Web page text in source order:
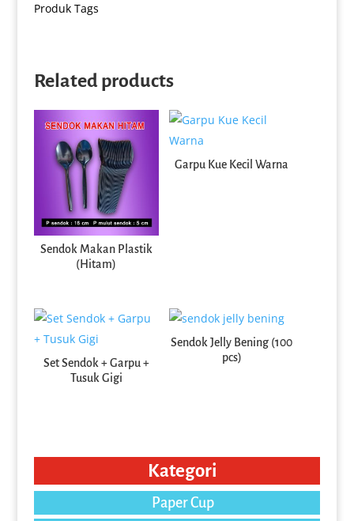
Produk Tags
Related products
Sendok Makan Plastik
(Hitam)
Garpu Kue Kecil Warna
Set Sendok + Garpu +
Tusuk Gigi
Sendok Jelly Bening (100
pcs)
Kategori
Paper Cup